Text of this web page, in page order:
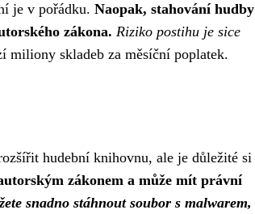
je v pořádku. Naopak, stahování hudby
zákona. Riziko postihu je sice
skladeb za měsíční poplatek.
hudební knihovnu, ale je důležité si
zákonem a může mít právní
snadno stáhnout soubor s malwarem,